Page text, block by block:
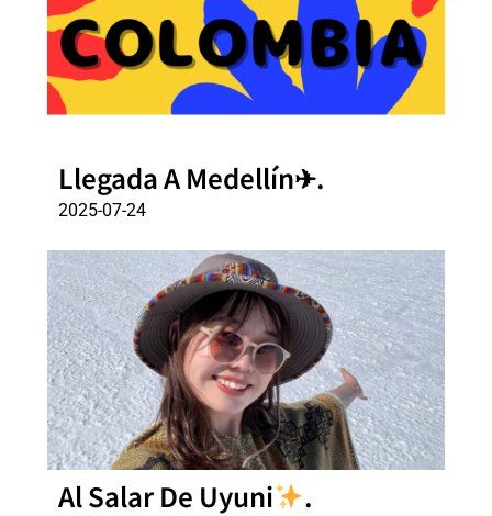
Llegada A Medellín✈.
2025-07-24
Al Salar De Uyuni .